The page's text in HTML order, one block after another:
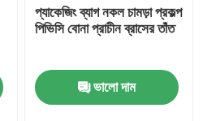
প্যাকেজিং ব্যাগ নকল চামড়া প্রকল্প
পিভিসি বোনা প্রাচীন ব্রাসের তাঁত
ভালো দাম